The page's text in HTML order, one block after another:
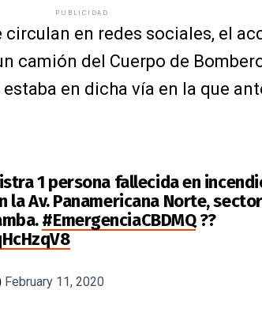
PUBLICIDAD
circulan en redes sociales, el
camión del Cuerpo de
en dicha vía en la que
1 persona fallecida en
la Av. Panamericana Norte, sector
#EmergenciaCBDMQ??
February 11, 2020